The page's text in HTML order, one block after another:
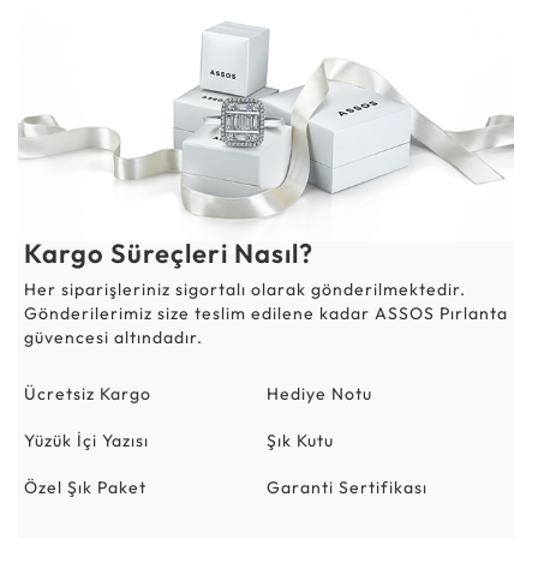
Kargo Süreçleri Nasıl?
Her siparişleriniz sigortalı olarak gönderilmektedir.
Gönderilerimiz size teslim edilene kadar ASSOS Pırlanta
güvencesi altındadır.
Ücretsiz Kargo Hediye Notu
Yüzük İçi Yazısı Şık Kutu
Özel Şık Paket Garanti Sertifikası